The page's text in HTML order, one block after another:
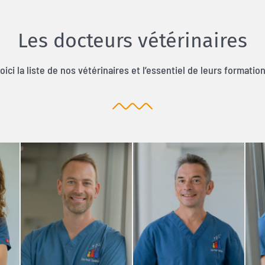
Les docteurs vétérinaires
la liste de nos vétérinaires et l’essentiel de leurs